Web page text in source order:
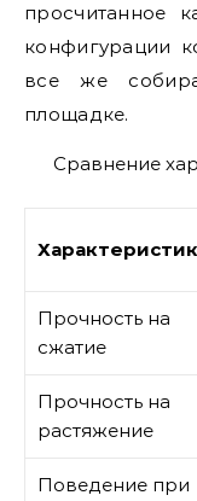
просчитанное
конфигурации
все же
площадке.
Сравнение
Прочность на
сжатие
Прочность на
растяжение
Поведение при